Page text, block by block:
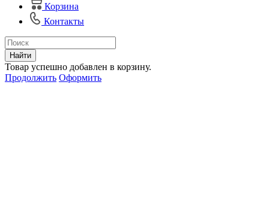
Корзина
Контакты
Найти
Товар успешно добавлен в корзину.
Продолжить Оформить